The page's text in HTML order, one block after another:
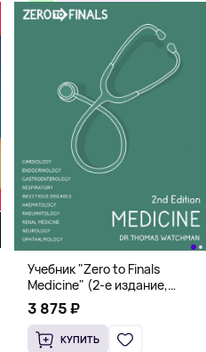
Учебник "Zero to Finals
Medicine" (2-е издание,
Мягкая обложка) Dr. Thomas
Watchman
3 875 ₽
КУПИТЬ